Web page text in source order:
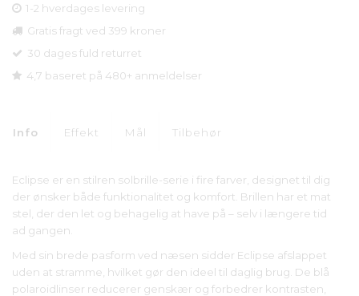
1-2 hverdages levering
Gratis fragt ved 399 kroner
30 dages fuld returret
4,7 baseret på 480+ anmeldelser
Info Effekt Mål Tilbehør
Eclipse er en stilren solbrille-serie i fire farver, designet til dig
der ønsker både funktionalitet og komfort. Brillen har et mat
stel, der den let og behagelig at have på – selv i længere tid
ad gangen.
Med sin brede pasform ved næsen sidder Eclipse afslappet
uden at stramme, hvilket gør den ideel til daglig brug. De blå
polaroidlinser reducerer genskær og forbedrer kontrasten,